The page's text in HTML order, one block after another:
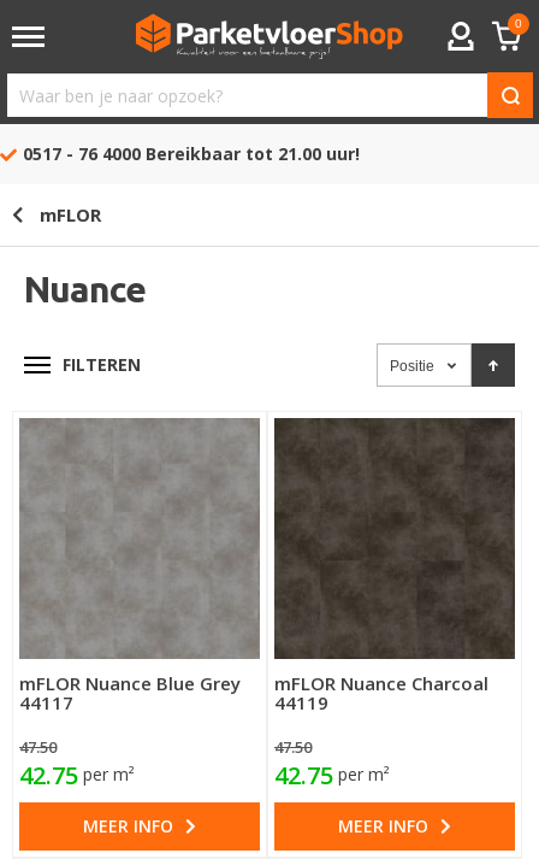
ACCOUNT
0
Waar
ben
opzoek?
0517 - 76 4000 Bereikbaar tot 21.00 uur!
mFLOR
Nuance
FILTEREN Positie
mFLOR Nuance Blue Grey
44117
47.50
42.75 per m²
MEER INFO
mFLOR Nuance Charcoal
44119
47.50
42.75 per m²
MEER INFO